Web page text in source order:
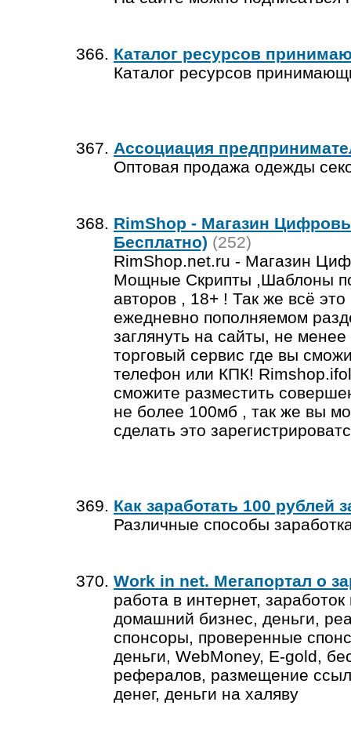
Каталог ресурсов
Каталог ресурсов
Ассоциация
Оптовая продажа одежды
RimShop - Магазин
Бесплатно) (252)
RimShop.net.ru - Магазин
Мощные Скрипты ,Шаблоны
авторов , 18+ ! Так же всё
ежедневно пополняемом
заглянуть на сайты, не
торговый сервис где вы
телефон или КПК!
сможите разместить
не более 100мб , так же вы
сделать это
Как заработать 100 рублей
Различные способы
Work in net. Мегапортал о
работа в интернет,
домашний бизнес, деньги,
спонсоры, проверенные
деньги, WebMoney, E-gold,
рефералов, размещение
денег, деньги на халяву